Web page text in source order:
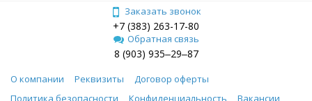
Заказать звонок
+7 (383) 263-17-80
Обратная связь
8 (903) 935‒29‒87
О компании Реквизиты
Договор оферты
Политика безопасности
Конфиденциальность Вакансии